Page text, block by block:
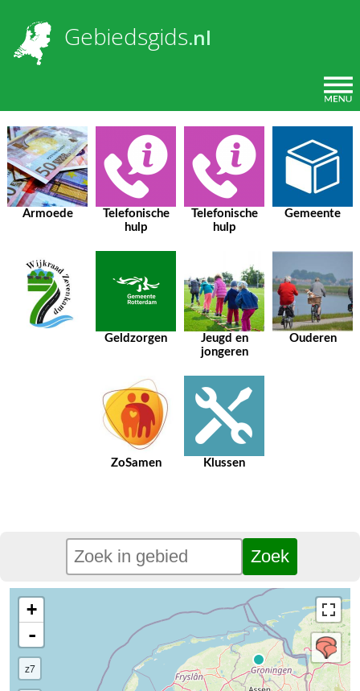
Gebiedsgids.nl
Armoede
Telefonische
hulp
Telefonische
hulp
Gemeente
Geldzorgen
Jeugd en
jongeren
Ouderen
ZoSamen Klussen
+
-
z7